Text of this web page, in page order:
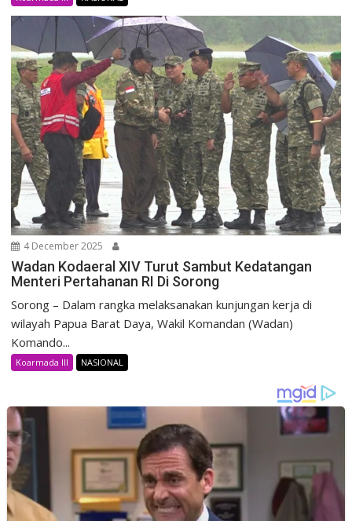
4 December 2025
Wadan Kodaeral XIV Turut Sambut Kedatangan
Menteri Pertahanan RI Di Sorong
Sorong – Dalam rangka melaksanakan kunjungan kerja di
wilayah Papua Barat Daya, Wakil Komandan (Wadan)
Komando...
Koarmada lll NASIONAL